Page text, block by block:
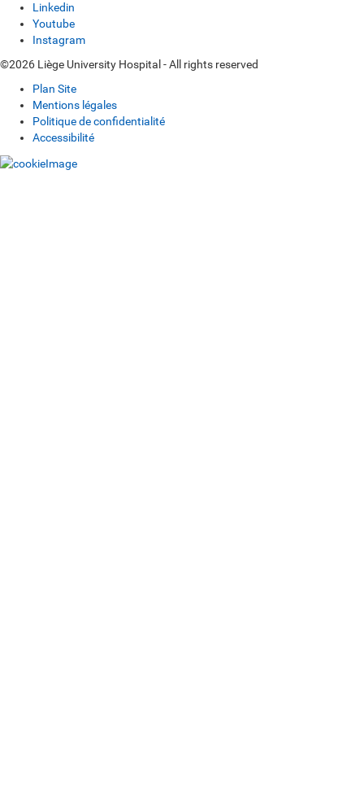
Linkedin
Youtube
Instagram
©2026 Liège University Hospital - All rights reserved
Plan Site
Mentions légales
Politique de confidentialité
Accessibilité